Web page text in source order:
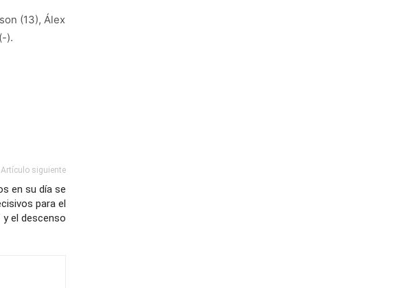
(13), Álex
).
Artículo siguiente
en su día se
para el
el descenso